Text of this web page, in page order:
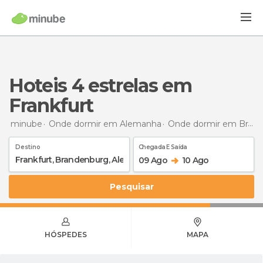
hoteis 4 estrelas em
Frankfurt
minube Onde dormir em Alemanha Onde dormir em Brandemburgo
Destino Chegada E Saída
09 Ago 10 Ago
Pesquisar
HÓSPEDES MAPA